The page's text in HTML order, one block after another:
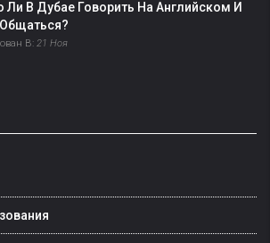
В Дубае Говорить На Английском И
В: 21 Ноя